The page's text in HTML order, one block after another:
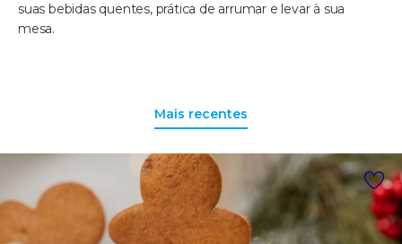
suas bebidas quentes, prática de arrumar e levar à sua
mesa.
Mais recentes